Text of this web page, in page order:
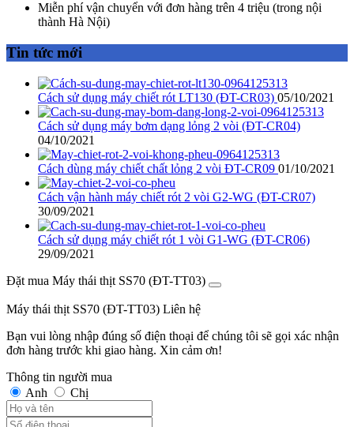
Miễn phí vận chuyển với đơn hàng trên 4 triệu (trong nội
thành Hà Nội)
Tin tức mới
Cách sử dụng máy chiết rót LT130 (ĐT-CR03) 05/10/2021
Cách sử dụng máy bơm dạng lỏng 2 vòi (ĐT-CR04)
04/10/2021
Cách dùng máy chiết chất lỏng 2 vòi ĐT-CR09 01/10/2021
Cách vận hành máy chiết rót 2 vòi G2-WG (ĐT-CR07)
30/09/2021
Cách sử dụng máy chiết rót 1 vòi G1-WG (ĐT-CR06)
29/09/2021
Đặt mua Máy thái thịt SS70 (ĐT-TT03)
Máy thái thịt SS70 (ĐT-TT03) Liên hệ
Bạn vui lòng nhập đúng số điện thoại để chúng tôi sẽ gọi xác nhận
đơn hàng trước khi giao hàng. Xin cảm ơn!
Thông tin người mua
Anh
Chị